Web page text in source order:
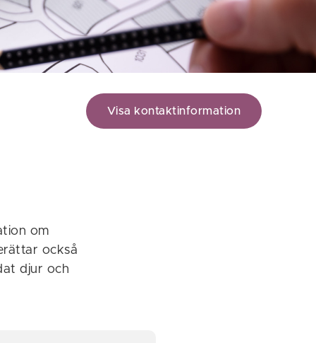
Visa kontaktinformation
om
också
djur och